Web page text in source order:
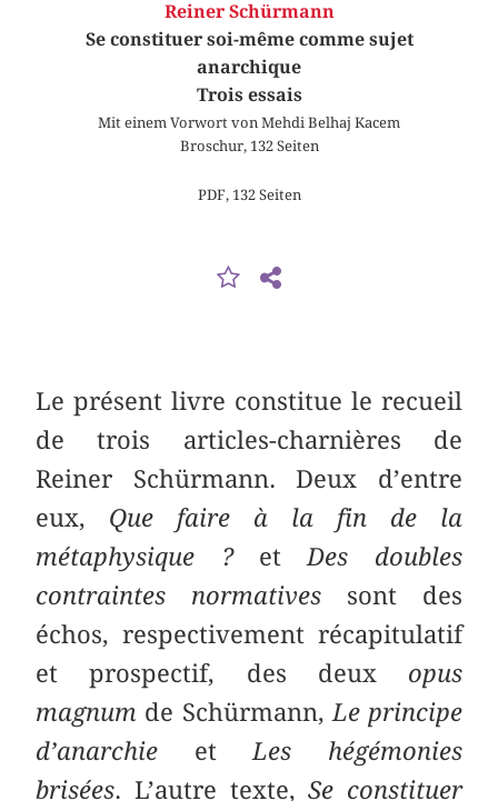
Reiner Schürmann
Se constituer soi-même comme sujet
anarchique
Trois essais
Mit einem Vorwort von Mehdi Belhaj Kacem
Broschur, 132 Seiten
PDF, 132 Seiten
Le présent livre constitue le recueil
de trois articles-charnières de
Reiner Schürmann. Deux d’entre
eux, Que faire à la fin de la
métaphysique ? et Des doubles
contraintes normatives sont des
échos, respectivement récapitulatif
et prospectif, des deux opus
magnum de Schürmann, Le principe
d’anarchie et Les hégémonies
brisées. L’autre texte,Se constituer